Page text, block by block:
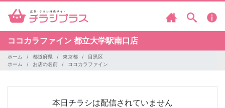
ココカラファイン 都立大学駅南口店
ホーム 都道府県 東京都
目黒区
ホーム
お店の名前 ココカラファイン
本日チラシは配信されていません